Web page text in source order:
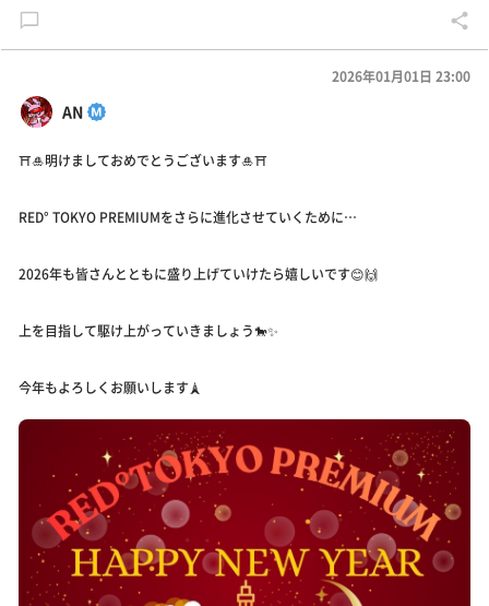
AN
2026年01月01日 23:00
⛩️🎍明けましておめでとうございます🎍⛩️
RED° TOKYO PREMIUMをさらに進化させていくために…
2026年も皆さんとともに盛り上げていけたら嬉しいです😊🙌
上を目指して駆け上がっていきましょう🐎✨
今年もよろしくお願いします🗼